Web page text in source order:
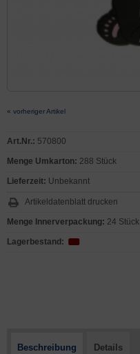
« vorheriger Artikel
Art.Nr.: 570800
Menge Umkarton: 288 Stück
Lieferzeit: Unbekannt
Artikeldatenblatt drucken
Menge Innerverpackung: 24 Stück
Lagerbestand:
Beschreibung Details